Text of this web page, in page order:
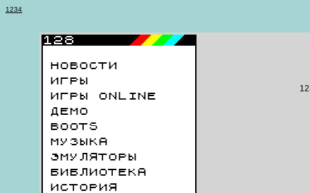
1234
НОВОСТИ
ИГРЫ
ИГРЫ ONLINE
ДЕМО
BOOTS
МУЗЫКА
ЭМУЛЯТОРЫ
БИБЛИОТЕКА
ИСТОРИЯ